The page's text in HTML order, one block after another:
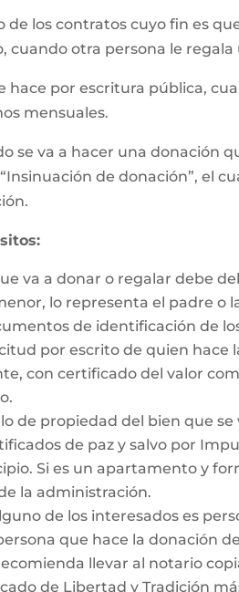
de los contratos cuyo fin es
cuando otra persona le
hace por escritura pública,
mensuales.
se va a hacer una donación
de donación”, el
va a donar o regalar debe
lo representa el padre o
de identificación de
por escrito de quien hace
con certificado del valor
de propiedad del bien que se
de paz y salvo por
Si es un apartamento y
la administración.
de los interesados es
que hace la donación
llevar al notario
de Libertad y Tradición